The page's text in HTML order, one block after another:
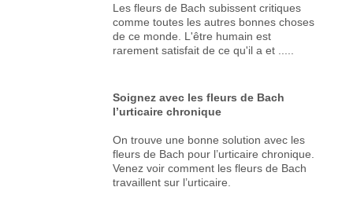
Les fleurs de Bach subissent critiques
comme toutes les autres bonnes choses
de ce monde. L'être humain est
rarement satisfait de ce qu'il a et .....
Soignez avec les fleurs de Bach
l’urticaire chronique
On trouve une bonne solution avec les
fleurs de Bach pour l’urticaire chronique.
Venez voir comment les fleurs de Bach
travaillent sur l’urticaire.